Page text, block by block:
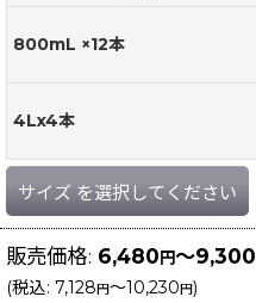
800mL ×12本
4Lx4本
サイズ を選択してください
販売価格: 6,480円～9,300
(税込: 7,128 円～10,230 円)